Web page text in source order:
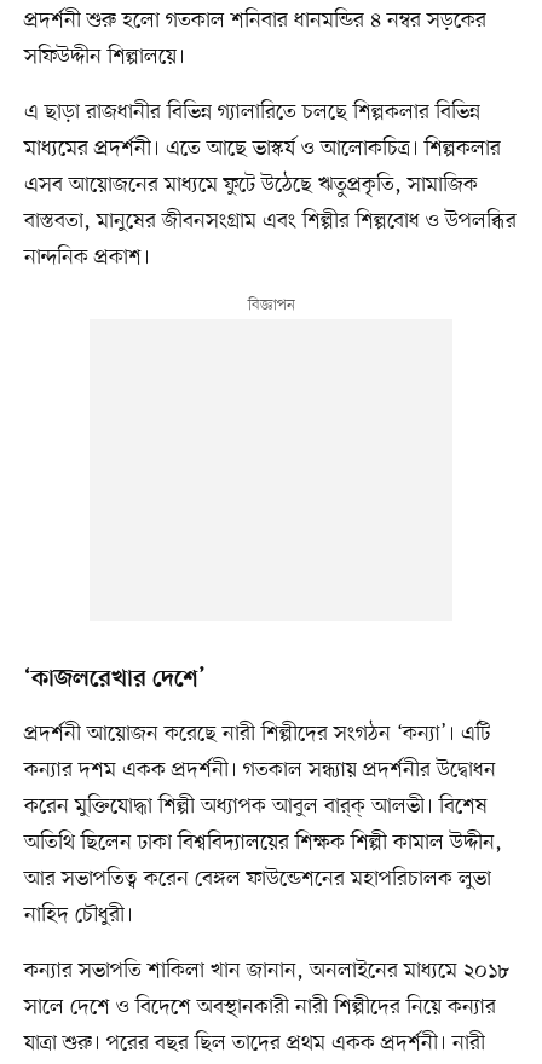
প্রদর্শনী শুরু হলো গতকাল শনিবার ধানমন্ডির ৪ নম্বর সড়কের
সফিউদ্দীন শিল্পালয়ে।
এ ছাড়া রাজধানীর বিভিন্ন গ্যালারিতে চলছে শিল্পকলার বিভিন্ন
মাধ্যমের প্রদর্শনী। এতে আছে ভাস্কর্য ও আলোকচিত্র। শিল্পকলার
এসব আয়োজনের মাধ্যমে ফুটে উঠেছে ঋতুপ্রকৃতি, সামাজিক
বাস্তবতা, মানুষের জীবনসংগ্রাম এবং শিল্পীর শিল্পবোধ ও উপলব্ধির
নান্দনিক প্রকাশ।
‘কাজলরেখার দেশে’
প্রদর্শনী আয়োজন করেছে নারী শিল্পীদের সংগঠন ‘কন্যা’। এটি
কন্যার দশম একক প্রদর্শনী। গতকাল সন্ধ্যায় প্রদর্শনীর উদ্বোধন
করেন মুক্তিযোদ্ধা শিল্পী অধ্যাপক আবুল বার্‌ক্‌ আলভী। বিশেষ
অতিথি ছিলেন ঢাকা বিশ্ববিদ্যালয়ের শিক্ষক শিল্পী কামাল উদ্দীন,
আর সভাপতিত্ব করেন বেঙ্গল ফাউন্ডেশনের মহাপরিচালক লুভা
নাহিদ চৌধুরী।
কন্যার সভাপতি শাকিলা খান জানান, অনলাইনের মাধ্যমে ২০১৮
সালে দেশে ও বিদেশে অবস্থানকারী নারী শিল্পীদের নিয়ে কন্যার
যাত্রা শুরু। পরের বছর ছিল তাদের প্রথম একক প্রদর্শনী। নারী